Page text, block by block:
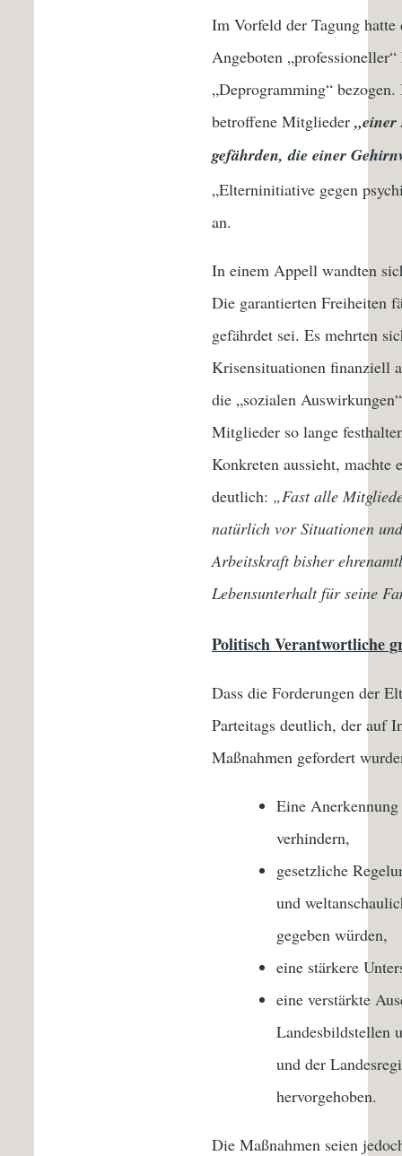
Im Vorfeld der Tagung
Angeboten
„Deprogramming“
betroffene Mitglieder
gefährden, die einer
„Elterninitiative gegen
an.
In einem Appell wandten
Die garantierten Freiheiten
gefährdet sei. Es mehrten
Krisensituationen finanziell
die „sozialen
Mitglieder so lange
Konkreten aussieht,
deutlich: „Fast alle
natürlich vor Situationen
Arbeitskraft bisher
Lebensunterhalt für seine
Politisch Verantwortliche
Dass die Forderungen der
Parteitags deutlich, der auf
Maßnahmen gefordert
Eine
verhindern,
gesetzliche
und
gegeben würden,
eine stärkere
eine verstärkte
Landesbildstellen
und der
hervorgehoben.
Die Maßnahmen seien